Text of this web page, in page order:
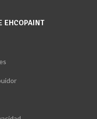
EHCOPAINT